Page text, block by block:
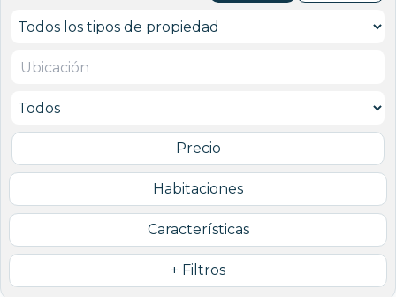
Precio
Habitaciones
Características
+ Filtros